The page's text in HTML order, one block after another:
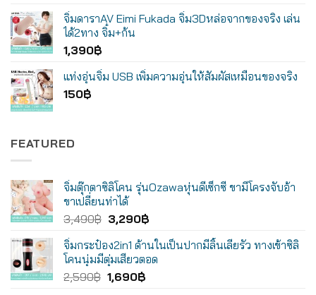
จิ๋มดาราAV Eimi Fukada จิ๋ม3Dหล่อจากของจริง เล่น
ได้2ทาง จิ๋ม+ก้น
1,390฿
แท่งอุ่นจิ๋ม USB เพิ่มความอุ่นให้สัมผัสเหมือนของจริง
150฿
FEATURED
จิ๋มตุ๊กตาซิลิโคน รุ่นOzawaหุ่นดีเซ็กซี่ ขามีโครงจับอ้า
ขาเปลี่ยนท่าได้
3,490฿ Original
was:
3,490฿.
3,290฿Current
is:
3,290฿.
จิ๋มกระป๋อง2in1 ด้านในเป็นปากมีลิ้นเลียรัว ทางเข้าซิลิ
โคนนุ่มมีตุ่มเสียวตอด
2,590฿ Original
1,690฿Current